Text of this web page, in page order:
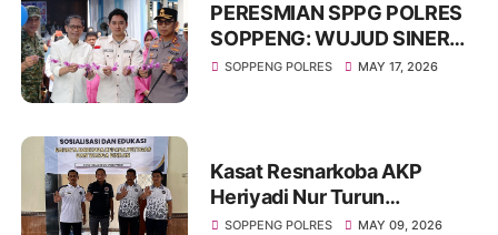
PERESMIAN SPPG POLRES
SOPPENG: WUJUD SINERGI
KUAT DUKUNG KETAHANAN
SOPPENG POLRES MAY 17, 2026
Kasat Resnarkoba AKP
Heriyadi Nur Turun
Langsung Edukasi Bahaya
SOPPENG POLRES MAY 09, 2026